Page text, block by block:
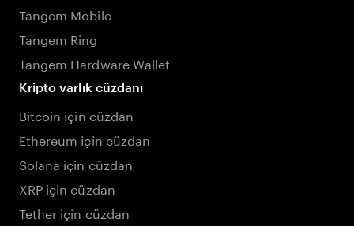
Tangem Mobile
Tangem Ring
Tangem Hardware Wallet
Kripto varlık cüzdanı
Bitcoin için cüzdan
Ethereum için cüzdan
Solana için cüzdan
XRP için cüzdan
Tether için cüzdan